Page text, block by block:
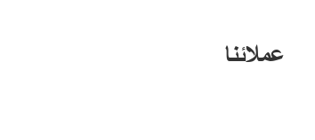
عملائنا